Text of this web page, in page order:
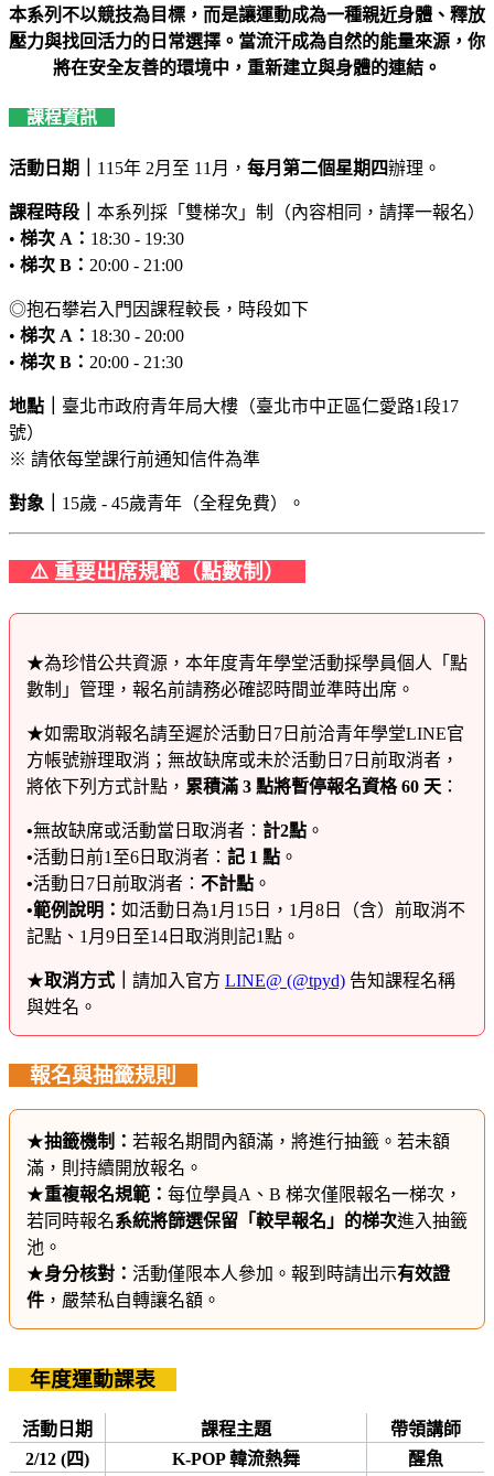
本系列不以競技為目標，而是讓運動成為一種親近身體、釋放
壓力與找回活力的日常選擇。當流汗成為自然的能量來源，你
將在安全友善的環境中，重新建立與身體的連結。
課程資訊
活動日期｜ 115年 2月至 11月， 每月第二個星期四辦理。
課程時段｜ 本系列採「雙梯次」制（內容相同，請擇一報名）
• 梯次 A： 18:30 - 19:30
• 梯次 B： 20:00 - 21:00
◎抱石攀岩入門因課程較長，時段如下
• 梯次 A： 18:30 - 20:00
• 梯次 B： 20:00 - 21:30
地點｜ 臺北市政府青年局大樓（臺北市中正區仁愛路1段17
號）
※ 請依每堂課行前通知信件為準
對象｜ 15歲 - 45歲青年（全程免費）。
⚠️ 重要出席規範（點數制）
★為珍惜公共資源，本年度青年學堂活動採學員個人「點
數制」管理，報名前請務必確認時間並準時出席。
★如需取消報名請至遲於活動日7日前洽青年學堂LINE官
方帳號辦理取消；無故缺席或未於活動日7日前取消者，
將依下列方式計點， 累積滿 3 點將暫停報名資格 60 天 ：
•無故缺席或活動當日取消者： 計2點 。
•活動日前1至6日取消者： 記 1 點 。
•活動日7日前取消者： 不計點 。
•範例說明： 如活動日為1月15日，1月8日（含）前取消不
記點、1月9日至14日取消則記1點。
★取消方式｜ 請加入官方 LINE@ (@tpyd) 告知課程名稱
與姓名。
報名與抽籤規則
★抽籤機制： 若報名期間內額滿，將進行抽籤。若未額
滿，則持續開放報名。
★重複報名規範： 每位學員A、B 梯次僅限報名一梯次，
若同時報名系統將篩選保留「較早報名」的梯次進入抽籤
池。
★身分核對： 活動僅限本人參加。報到時請出示有效證
件 ，嚴禁私自轉讓名額。
年度運動課表
活動日期 課程主題
帶領講師
2/12 (四)
K-POP 韓流熱舞 醒魚